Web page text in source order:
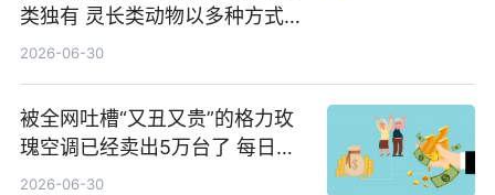
类独有 灵长类动物以多种方式演
化|最新消息
2026-06-30
被全网吐槽“又丑又贵”的格力玫
瑰空调已经卖出5万台了 每日热
文
2026-06-30